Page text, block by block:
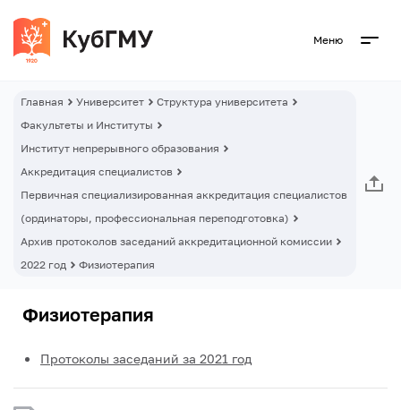
Меню
Главная Университет
Структура университета
Факультеты и Институты
Институт непрерывного образования
Аккредитация специалистов
Первичная специализированная аккредитация специалистов
(ординаторы, профессиональная переподготовка)
Архив протоколов заседаний аккредитационной комиссии
2022 год
Физиотерапия
Физиотерапия
Протоколы заседаний за 2021 год